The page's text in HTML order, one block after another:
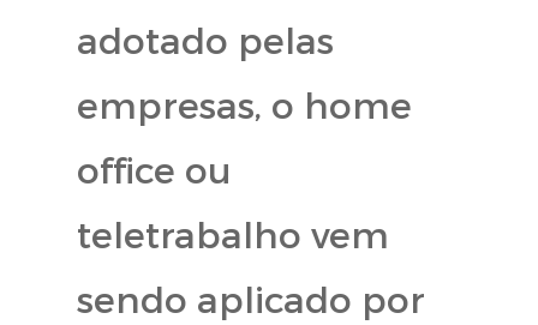
adotado pelas
empresas, o home
office ou
teletrabalho vem
sendo aplicado por